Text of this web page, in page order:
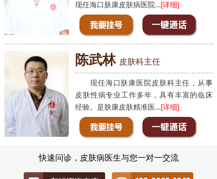
现任海口肤康皮肤病医院...[详细]
陈武林 皮肤科主任
现任海口肤康医院皮肤科主任，从事
皮肤性病专业工作多年，具有丰富的临床
经验。是肤康皮肤精准医...[详细]
快速问诊，皮肤病医生与您一对一交流